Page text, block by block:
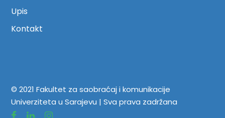
Upis
Kontakt
© 2021 Fakultet za saobraćaj i komunikacije
Univerziteta u Sarajevu | Sva prava zadržana